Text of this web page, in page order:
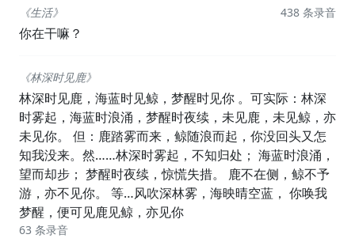
《生活》
你在干嘛？
438 条录音
《林深时见鹿》
林深时见鹿，海蓝时见鲸，梦醒时见你 。可实际：林深
时雾起，海蓝时浪涌，梦醒时夜续，未见鹿，未见鲸，亦
未见你。 但：鹿踏雾而来，鲸随浪而起，你没回头又怎
知我没来。然……林深时雾起，不知归处； 海蓝时浪涌，
望而却步； 梦醒时夜续，惊慌失措。 鹿不在侧，鲸不予
游，亦不见你。 等…风吹深林雾，海映晴空蓝， 你唤我
梦醒，便可见鹿见鲸，亦见你
63 条录音